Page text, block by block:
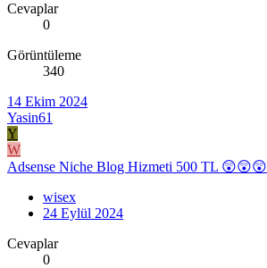
Cevaplar
0
Görüntüleme
340
14 Ekim 2024
Yasin61
Y
W
Adsense Niche Blog Hizmeti 500 TL 😲😲😲
wisex
24 Eylül 2024
Cevaplar
0